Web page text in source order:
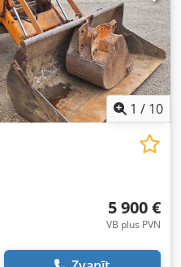
1 / 10
5 900 €
VB plus PVN